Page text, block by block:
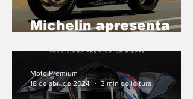
Michelin apresenta
segmento de moto
Moto Premium
18 de abr. de 2024
3 min de leitura